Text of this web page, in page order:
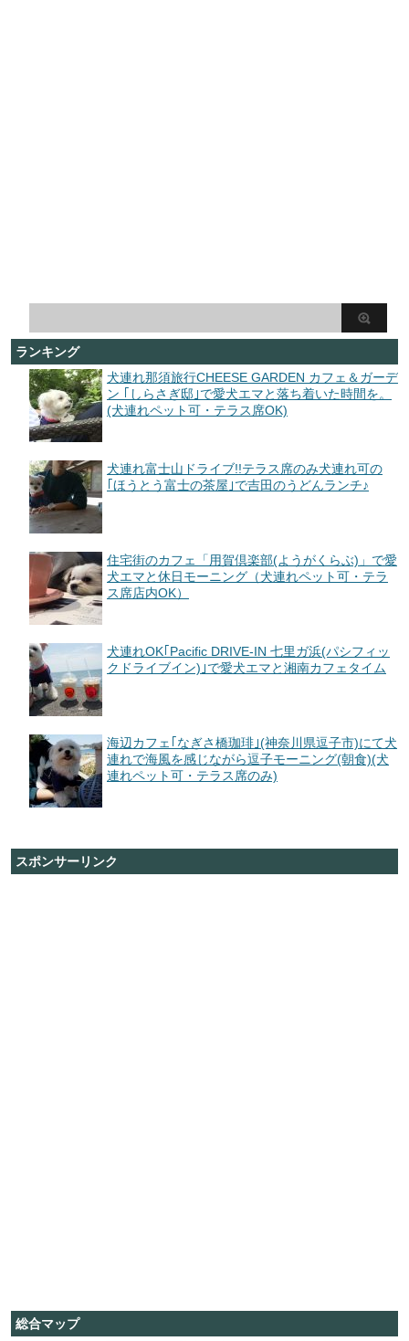
ランキング
犬連れ那須旅行CHEESE GARDEN カフェ＆ガーデ
ン ｢しらさぎ邸｣で愛犬エマと落ち着いた時間を。
(犬連れペット可・テラス席OK)
犬連れ富士山ドライブ!!テラス席のみ犬連れ可の
｢ほうとう富士の茶屋｣で吉田のうどんランチ♪
住宅街のカフェ「用賀倶楽部(ようがくらぶ)」で愛
犬エマと休日モーニング（犬連れペット可・テラ
ス席店内OK）
犬連れOK｢Pacific DRIVE-IN 七里ガ浜(パシフィッ
クドライブイン)｣で愛犬エマと湘南カフェタイム
海辺カフェ｢なぎさ橋珈琲｣(神奈川県逗子市)にて犬
連れで海風を感じながら逗子モーニング(朝食)(犬
連れペット可・テラス席のみ)
スポンサーリンク
総合マップ